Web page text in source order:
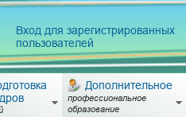
Вход для зарегистрированных
пользователей
Дополнительное
профессиональное
образование